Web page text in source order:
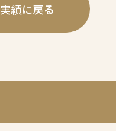
実績に戻る